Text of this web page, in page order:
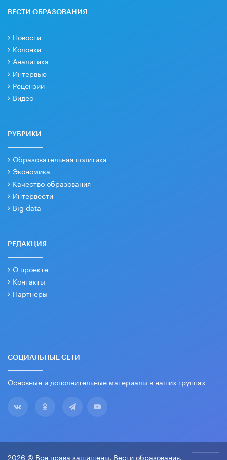
ВЕСТИ ОБРАЗОВАНИЯ
Новости
Колонки
Аналитика
Интервью
Рецензии
Видео
РУБРИКИ
Образовательная политика
Экономика
Качество образования
Интервести
Big data
РЕДАКЦИЯ
О проекте
Контакты
Партнеры
СОЦИАЛЬНЫЕ СЕТИ
Основные и дополнительные материалы в наших группах
2026 © Все права защищены. Вести образования.